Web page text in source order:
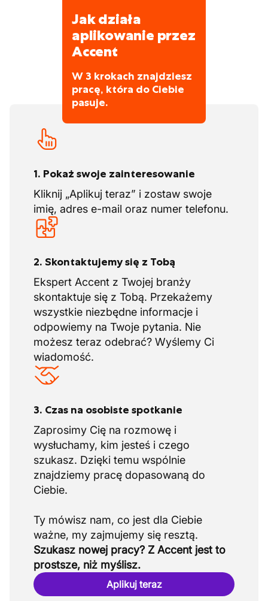
Jak działa
aplikowanie przez
Accent
W 3 krokach znajdziesz
pracę, która do Ciebie
pasuje.
1. Pokaż swoje zainteresowanie
Kliknij „Aplikuj teraz” i zostaw swoje
imię, adres e-mail oraz numer telefonu.
2. Skontaktujemy się z Tobą
Ekspert Accent z Twojej branży
skontaktuje się z Tobą. Przekażemy
wszystkie niezbędne informacje i
odpowiemy na Twoje pytania. Nie
możesz teraz odebrać? Wyślemy Ci
wiadomość.
3. Czas na osobiste spotkanie
Zaprosimy Cię na rozmowę i
wysłuchamy, kim jesteś i czego
szukasz. Dzięki temu wspólnie
znajdziemy pracę dopasowaną do
Ciebie.
Ty mówisz nam, co jest dla Ciebie
Szukasz nowej pracy? Z Accent jest to
prostsze, niż myślisz.
Aplikuj teraz